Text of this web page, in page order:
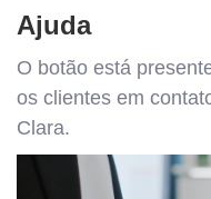
Ajuda
O botão está
os clientes em
Clara.